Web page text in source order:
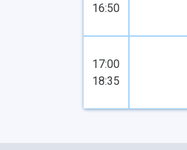
16:50
17:00
18:35